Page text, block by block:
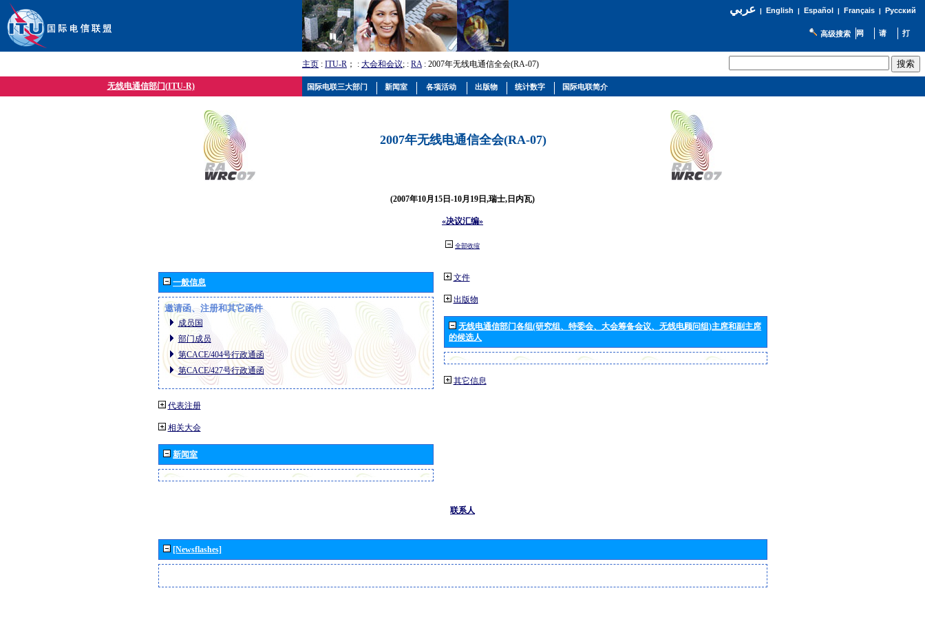
عربي| English | Español | Français| Русский
高级搜索
主页 : ITU-R ； : 大会和会议; : RA: 2007年无线电通信全会(RA-07)
无线电通信部门(ITU-R)
2007年无线电通信全会(RA-07)
(2007年10月15日-10月19日,瑞士,日内瓦)
«决议汇编»
全部收缩
一般信息
邀请函、注册和其它函件
成员国
部门成员
第CACE/404号行政通函
第CACE/427号行政通函
代表注册
相关大会
新闻室
文件
出版物
无线电通信部门各组(研究组、特委会、大会筹备会议、无线电顾问组)主席和副主席
的候选人
其它信息
联系人
[Newsflashes]
国际电联三大部门 新闻室 各项活动 出版物 统计数字 国际电联简介